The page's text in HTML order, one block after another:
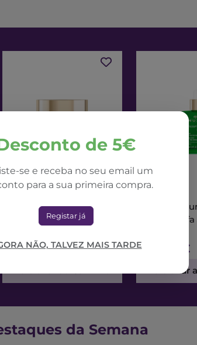
de 5€
se e receba no seu email um
para a sua primeira compra.
Registar já
NÃO, TALVEZ MAIS TARDE
NUXE
Nuxe Nuxuriance Ultra
Creme Dia Alfa 3R
71,42€
Nuxe
Sérum
73,56€
Adicionar
da Semana